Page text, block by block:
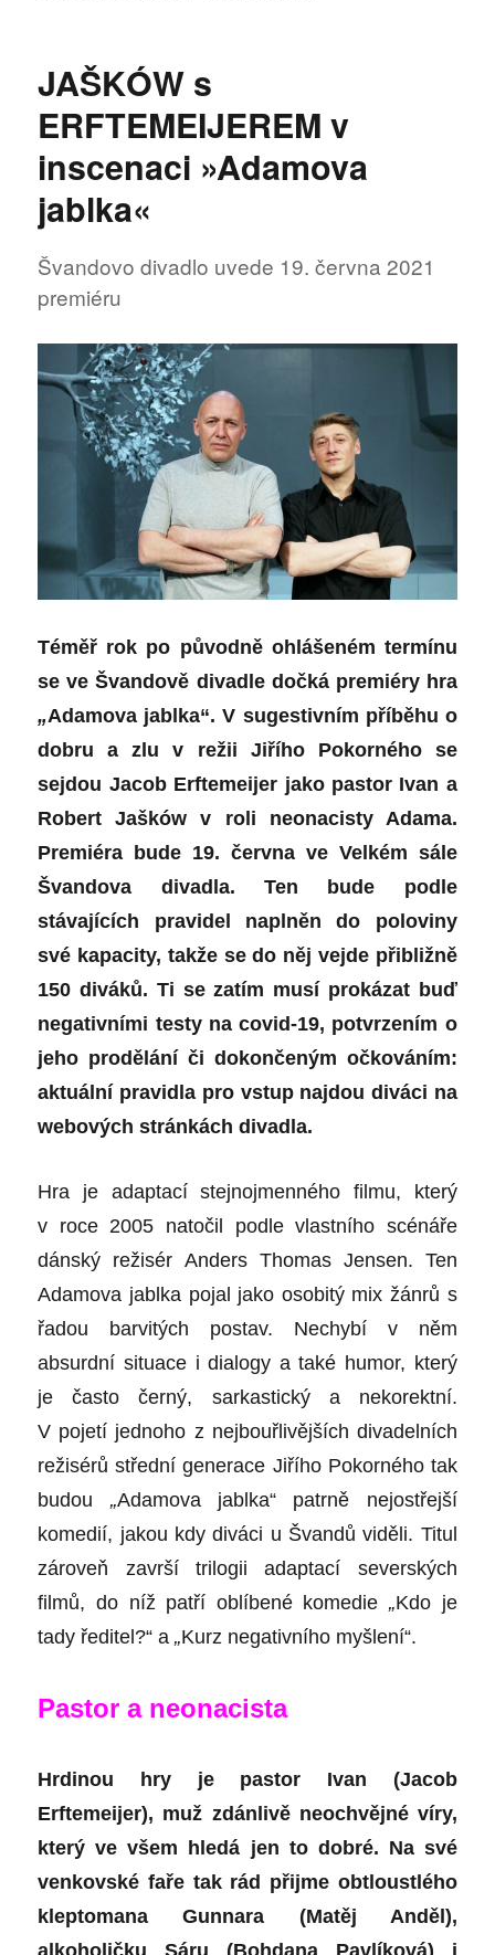
Švanďáku
JAŠKÓW s
ERFTEMEIJEREM v
inscenaci »Adamova
jablka«
Švandovo divadlo uvede 19. června 2021
premiéru
Téměř rok po původně ohlášeném termínu
se ve Švandově divadle dočká premiéry hra
„Adamova jablka“. V sugestivním příběhu o
dobru a zlu v režii Jiřího Pokorného se
sejdou Jacob Erftemeijer jako pastor Ivan a
Robert Jašków v roli neonacisty Adama.
Premiéra bude 19. června ve Velkém sále
Švandova divadla. Ten bude podle
stávajících pravidel naplněn do poloviny
své kapacity, takže se do něj vejde přibližně
150 diváků. Ti se zatím musí prokázat buď
negativními testy na covid-19, potvrzením o
jeho prodělání či dokončeným očkováním:
aktuální pravidla pro vstup najdou diváci na
webových stránkách divadla.
Hra je adaptací stejnojmenného filmu, který
v roce 2005 natočil podle vlastního scénáře
dánský režisér Anders Thomas Jensen. Ten
Adamova jablka pojal jako osobitý mix žánrů s
řadou barvitých postav. Nechybí v něm
absurdní situace i dialogy a také humor, který
je často černý, sarkastický a nekorektní.
V pojetí jednoho z nejbouřlivějších divadelních
režisérů střední generace Jiřího Pokornéhotak
budou „Adamova jablka“ patrně nejostřejší
komedií, jakou kdy diváci u Švandů viděli. Titul
zároveň završí trilogii adaptací severských
filmů, do níž patří oblíbené komedie „Kdo je
tady ředitel?“a„Kurz negativního myšlení“.
Pastor a neonacista
Hrdinou hry je pastor Ivan (Jacob
Erftemeijer), muž zdánlivě neochvějné víry,
který ve všem hledá jen to dobré. Na své
venkovské faře tak rád přijme obtloustlého
kleptomana Gunnara (Matěj Anděl ),